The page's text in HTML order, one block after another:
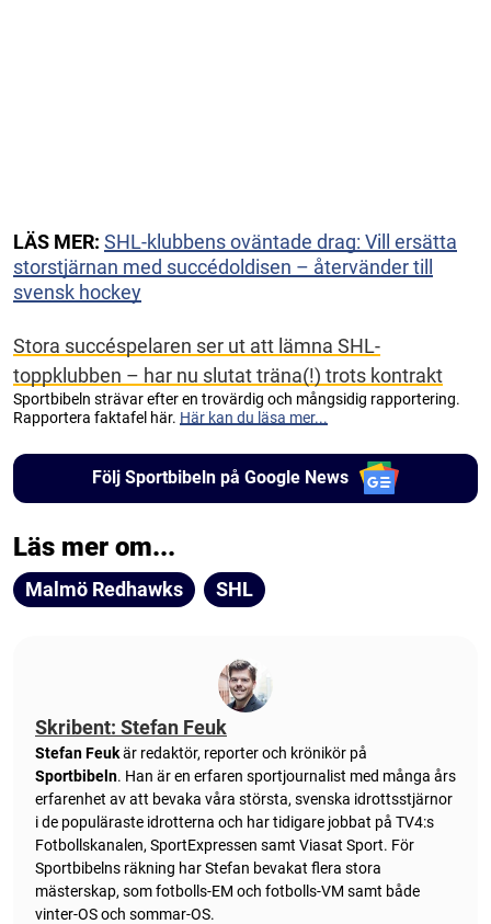
LÄS MER: SHL-klubbens oväntade drag: Vill ersätta
storstjärnan med succédoldisen – återvänder till
svensk hockey
Stora succéspelaren ser ut att lämna SHL-
toppklubben – har nu slutat träna(!) trots kontrakt
Sportbibeln strävar efter en trovärdig och mångsidig rapportering.
Rapportera faktafel här. Här kan du läsa mer...
Följ Sportbibeln på Google News
Läs mer om...
Malmö Redhawks SHL
Skribent: Stefan Feuk
Stefan Feukär redaktör, reporter och krönikör på
Sportbibeln. Han är en erfaren sportjournalist med många års
erfarenhet av att bevaka våra största, svenska idrottsstjärnor
i de populäraste idrotterna och har tidigare jobbat på TV4:s
Fotbollskanalen, SportExpressen samt Viasat Sport. För
Sportbibelns räkning har Stefan bevakat flera stora
mästerskap, som fotbolls-EM och fotbolls-VM samt både
vinter-OS och sommar-OS.